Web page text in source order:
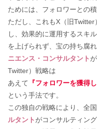
ためには、フォロワーとの
ただし、これもX（旧
し、効果的に運用するスキ
を上げられず、宝の持ち腐
ニエンス・コンサルタント
Twitter）戦略は
あえて
『フォロワーを獲得し
という手法です。
この独自の戦略により、全
ルタント がコンサルティン